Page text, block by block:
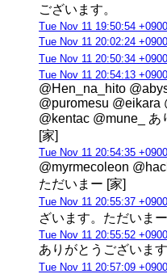
ございます。
Tue Nov 11 19:50:54
Tue Nov 11 20:02:24
Tue Nov 11 20:50:34
Tue Nov 11 20:54:13
@Hen_na_hito
@puromesu @eikara
@kentac @mune_
[家]
Tue Nov 11 20:54:35
@myrmecoleon
ただいまー [家]
Tue Nov 11 20:55:37
ざいます。ただいま
Tue Nov 11 20:55:52
ありがとうございま
Tue Nov 11 20:57:09